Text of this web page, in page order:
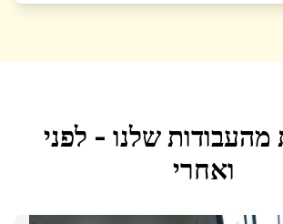
מהעבודות שלנו - לפני
ואחרי